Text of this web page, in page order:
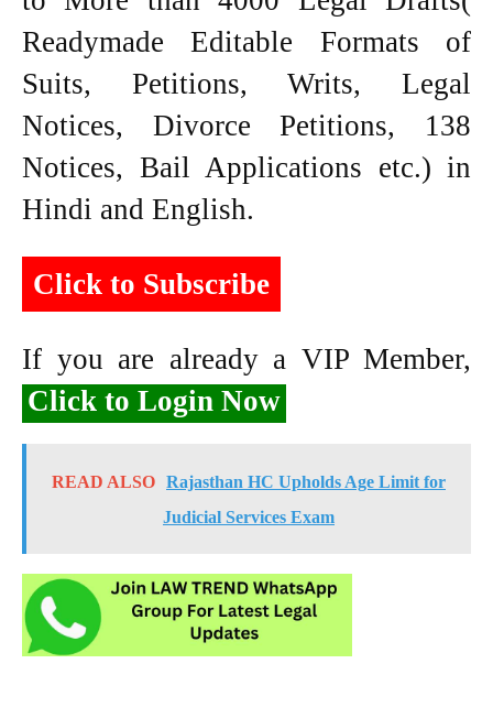
Readymade Editable Formats of
Suits, Petitions, Writs, Legal
Notices, Divorce Petitions, 138
Notices, Bail Applications etc.) in
Hindi and English.
Click to Subscribe
If you are already a VIP Member,
Click to Login Now
READ ALSO Rajasthan HC Upholds Age Limit for
Judicial Services Exam